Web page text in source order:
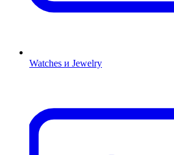
Watches и Jewelry